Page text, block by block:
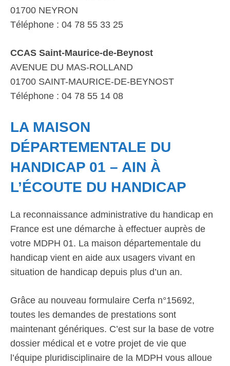
01700 NEYRON
Téléphone : 04 78 55 33 25
CCAS Saint-Maurice-de-Beynost
AVENUE DU MAS-ROLLAND
01700 SAINT-MAURICE-DE-BEYNOST
Téléphone : 04 78 55 14 08
LA MAISON
DÉPARTEMENTALE DU
HANDICAP 01 – AIN À
L’ÉCOUTE DU HANDICAP
La reconnaissance administrative du handicap en
France est une démarche à effectuer auprès de
votre MDPH 01. La maison départementale du
handicap vient en aide aux usagers vivant en
situation de handicap depuis plus d’un an.
Grâce au nouveau formulaire Cerfa n°15692,
toutes les demandes de prestations sont
maintenant génériques. C’est sur la base de votre
dossier médical et e votre projet de vie que
l’équipe pluridisciplinaire de la MDPH vous alloue